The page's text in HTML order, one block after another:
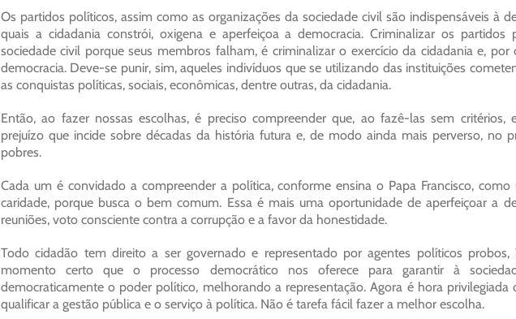
Os partidos políticos, assim como as organizações da sociedade civil são indispensáveis à
quais a cidadania constrói, oxigena e aperfeiçoa a democracia. Criminalizar os partidos
sociedade civil porque seus membros falham, é criminalizar o exercício da cidadania e, por
democracia. Deve-se punir, sim, aqueles indivíduos que se utilizando das instituições
as conquistas políticas, sociais, econômicas, dentre outras, da cidadania.
Então, ao fazer nossas escolhas, é preciso compreender que, ao fazê-las sem critérios,
prejuízo que incide sobre décadas da história futura e, de modo ainda mais perverso, no
pobres.
Cada um é convidado a compreender a política, conforme ensina o Papa Francisco,
caridade, porque busca o bem comum. Essa é mais uma oportunidade de aperfeiçoar a
reuniões, voto consciente contra a corrupção e a favor da honestidade.
Todo cidadão tem direito a ser governado e representado por agentes políticos
momento certo que o processo democrático nos oferece para garantir à
democraticamente o poder político, melhorando a representação. Agora é hora privilegiada
qualificar a gestão pública e o serviço à política. Não é tarefa fácil fazer a melhor escolha.